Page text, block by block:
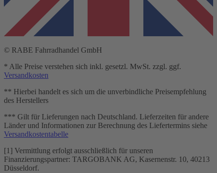
© RABE Fahrradhandel GmbH
* Alle Preise verstehen sich inkl. gesetzl. MwSt. zzgl. ggf.
Versandkosten
** Hierbei handelt es sich um die unverbindliche Preisempfehlung
des Herstellers
*** Gilt für Lieferungen nach Deutschland. Lieferzeiten für andere
Länder und Informationen zur Berechnung des Liefertermins siehe
Versandkostentabelle
[1] Vermittlung erfolgt ausschließlich für unseren
Finanzierungspartner: TARGOBANK AG, Kasernenstr. 10, 40213
Düsseldorf.